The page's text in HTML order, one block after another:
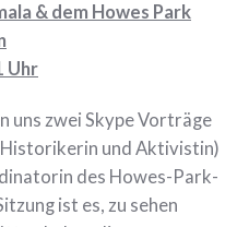
& dem Howes Park
Uhr
uns zwei Skype Vorträge
und Aktivistin)
des Howes-Park-
ist es, zu sehen